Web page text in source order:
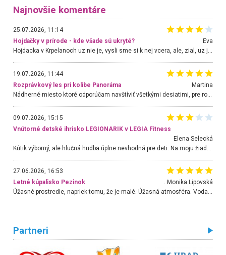
Najnovšie komentáre
25.07.2026, 11:14
Hojdačky v prírode - kde všade sú ukryté?
Eva
Hojdacka v Krpelanoch uz nie je, vysli sme si k nej vcera, ale, zial, uz je znicena. Ak sem planujete cestu len kvoli hojdacke, mozete si ju usetrit. Krasny vyhlad je tu vsak aj bez hojdacky :-)
19.07.2026, 11:44
Rozprávkový les pri kolibe Panoráma
Martina
Nádherné miesto ktoré odporúčam navštíviť všetkými desiatimi, pre rodiny s deťmi, dôchodcom... Proste a jednoducho ozaj rozprávkový les.. určite ešte prídeme. Odniesli sme si na pamiatku krásne tričká,
09.07.2026, 15:15
Vnútorné detské ihrisko LEGIONARIK v LEGIA Fitness
Elena Selecká
27.06.2026, 16:53
Letné kúpalisko Pezinok
. Monika Lipovská
Úžasné prostredie, napriek tomu, že je malé. Úžasná atmosféra. Voda fantastická a nádherná. Ľudí je pomerne veľa, ale su mili a ohľaduplní. Je veľmi zaujímavé sledovať, ako dokážu spolu športovať cudzí ľudia a bez ohľadu na vek. Vládne tu pohoda. Vnuka neviem dostať z vody. Ďakujem za krásny deň . Urcite sa sem vrátim. Jediný problém je s parkovaním, ale aj ten sa mi podarilo vyriešiť. Monika Bratislava
Partneri